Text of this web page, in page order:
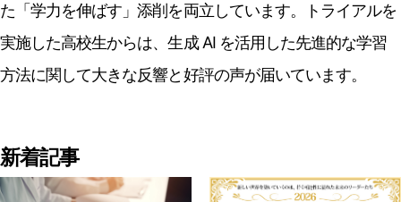
た「学力を伸ばす」添削を両立しています。トライアルを
実施した高校生からは、生成 AI を活用した先進的な学習
方法に関して大きな反響と好評の声が届いています。
新着記事